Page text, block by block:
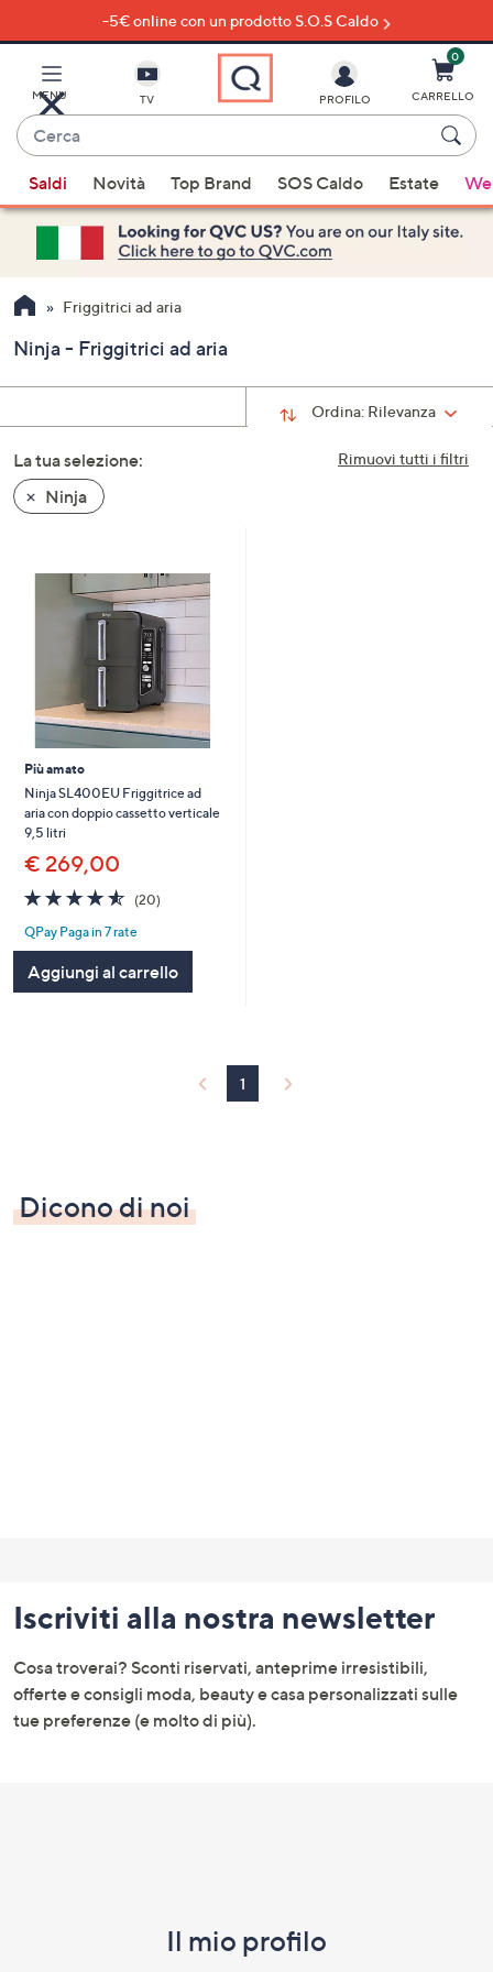
al
principale
-5€ online con un prodotto S.O.S Caldo
MENU TV
Cerca
sono
disponibili
suggerimenti,
usa
i
freccia
su
giù
oppure
scorri
a
per
consultarli.
PROFILO
0
CARRELLO
Saldi Novità Top Brand SOS Caldo Estate
Friggitrici ad aria
Ninja - Friggitrici ad aria
Ordina: Rilevanza
Rimuovi tutti i filtri
La tua selezione:
Ninja
Più amato
Ninja SL400EU Friggitrice ad
aria con doppio cassetto verticale
9,5 litri
€ 269,00
4.5
of
5
Stars
(20)20
QPay Paga in 7 rate
Aggiungi al carrello
1
Dicono di noi
menu
e
informazioni
Iscriviti alla nostra newsletter
Cosa troverai? Sconti riservati, anteprime irresistibili,
offerte e consigli moda, beauty e casa personalizzati sulle
tue preferenze (e molto di più).
Il mio profilo​